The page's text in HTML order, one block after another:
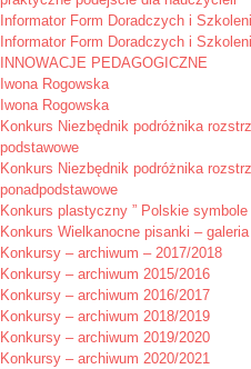
Informator Form Doradczych i
Informator Form Doradczych i
INNOWACJE PEDAGOGICZNE
Iwona Rogowska
Iwona Rogowska
Konkurs Niezbędnik podróżnika
podstawowe
Konkurs Niezbędnik podróżnika
ponadpodstawowe
Konkurs plastyczny ” Polskie
Konkurs Wielkanocne pisanki – galeria
Konkursy – archiwum – 2017/2018
Konkursy – archiwum 2015/2016
Konkursy – archiwum 2016/2017
Konkursy – archiwum 2018/2019
Konkursy – archiwum 2019/2020
Konkursy – archiwum 2020/2021